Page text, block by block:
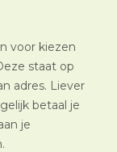
voor kiezen
staat op
adres. Liever
betaal je
je